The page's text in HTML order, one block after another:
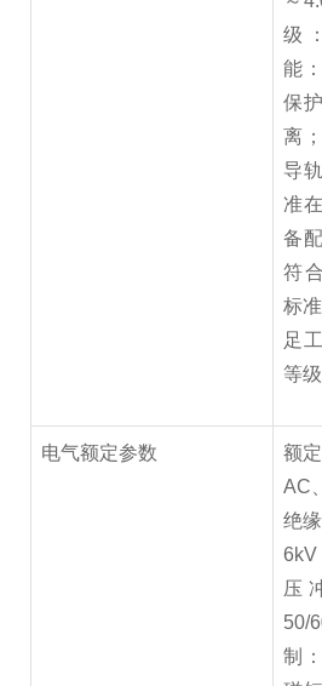
级
能
保
离
导
准
备
符
标
足
等
电气额定参数
额
AC
绝
压
50/
制